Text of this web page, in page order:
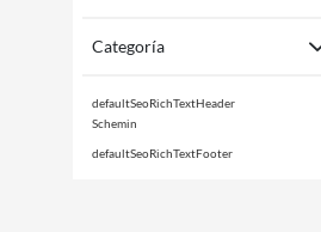
Categoría
defaultSeoRichTextHeader
Schemin
defaultSeoRichTextFooter